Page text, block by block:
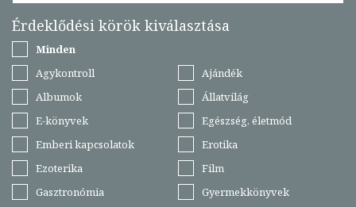
Érdeklődési körök kiválasztása
Minden
Agykontroll
Ajándék
Albumok
Állatvilág
E-könyvek
Egészség, életmód
Emberi kapcsolatok
Erotika
Ezoterika
Film
Gasztronómia
Gyermekkönyvek